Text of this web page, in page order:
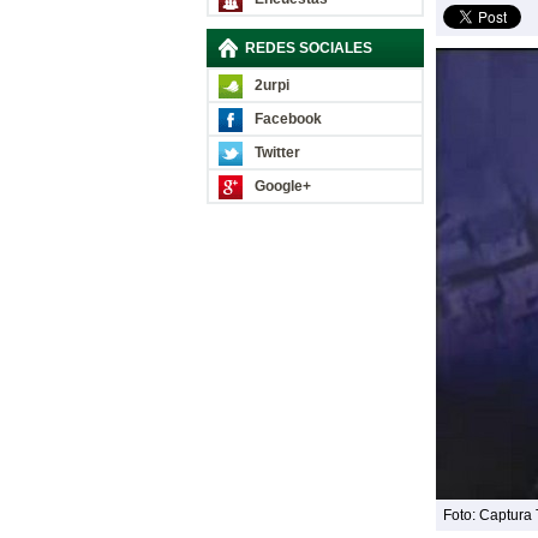
REDES SOCIALES
2urpi
Facebook
Twitter
Google+
Foto: Captura